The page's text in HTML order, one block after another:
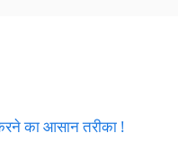
का आसान तरीका !